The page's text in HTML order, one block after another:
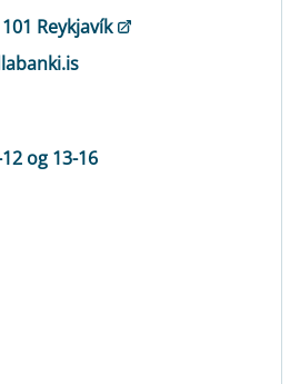
Reykjavík
og 13-16